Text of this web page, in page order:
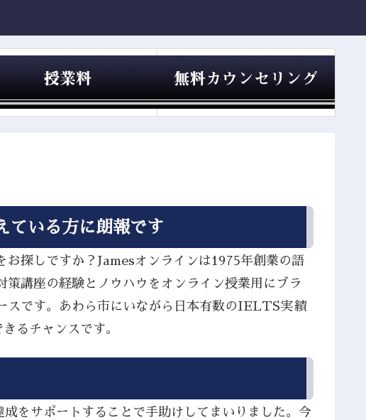
ている方に朗報です
探しですか？Jamesオンラインは1975年創業の語
講座の経験とノウハウをオンライン授業用にブラ
です。あわら市にいながら日本有数のIELTS実績
るチャンスです。
をサポートすることで手助けしてまいりました。今